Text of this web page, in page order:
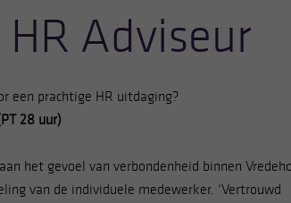
Adviseur
een prachtige HR uitdaging?
28 uur)
het gevoel van verbondenheid binnen
van de individuele medewerker. ‘Vertrouwd